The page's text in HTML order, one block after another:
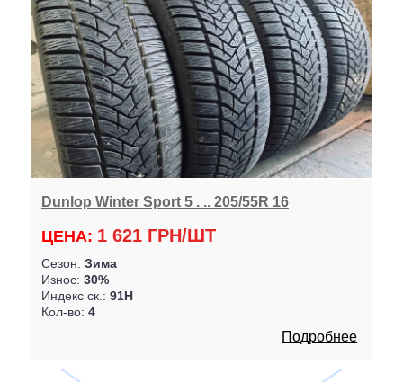
Dunlop Winter Sport 5 . .. 205/55R 16
ЦЕНА: 1 621 ГРН/ШТ
Сезон: Зима
Износ: 30%
Индекс ск.: 91H
Кол-во: 4
Подробнее